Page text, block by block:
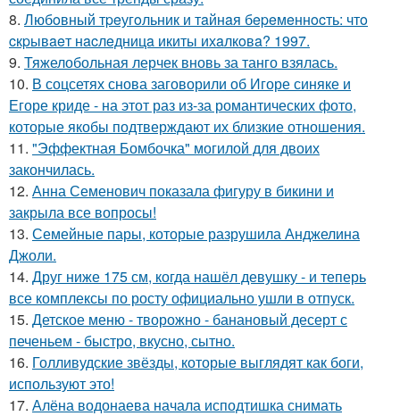
8. Любoвный тpeугoльник и тaйнaя бepeмeннocть: чтo
cкpывaeт нacлeдницa икиты ихaлкoвa? 1997.
9. Тяжелобольная лерчек вновь за танго взялась.
10. В соцсетях снова заговорили об Игоре синяке и
Егоре криде - на этот раз из-за романтических фото,
которые якобы подтверждают их близкие отношения.
11. "Эффектная Бомбочка" могилой для двоих
закончилась.
12. Анна Семенович показала фигуру в бикини и
закрыла все вопросы!
13. Семейные пары, которые разрушила Анджелина
Джоли.
14. Друг ниже 175 см, когда нашёл девушку - и теперь
все комплексы по росту официально ушли в отпуск.
15. Детское меню - творожно - банановый десерт с
печеньем - быстро, вкусно, сытно.
16. Голливудские звёзды, которые выглядят как боги,
используют это!
17. Алёна водонаева начала исподтишка снимать